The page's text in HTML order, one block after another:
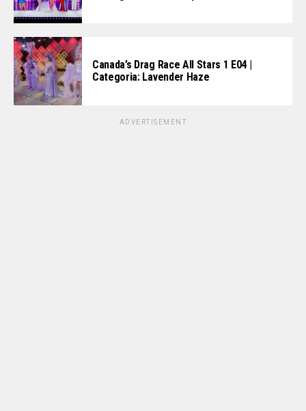
Canada’s Drag Race All Stars 1 E04 |
Categoria: Lavender Haze
ADVERTISEMENT